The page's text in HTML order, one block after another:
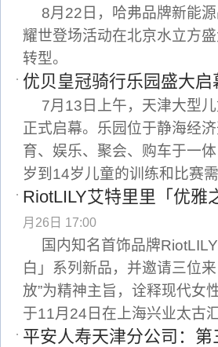
8月22日，哈弗品牌新能
耀世登场活动在北京水立方
转型。
优贝皇冠骑行乐园盛大
7月13日上午，天津大型
正式启幕。乐园位于静海经
育、娱乐、聚会、购车于一
岁到14岁儿童的训练和比赛需
RiotLILY艾特里里「优雅
月26日 17:00
国内知名首饰品牌
白」系列新品，并邀请三位
放”为精神主旨，诠释现代女
于11月24日在上海兴业太古
平安人寿天津分公司：